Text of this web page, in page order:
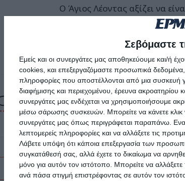
Σεβόμαστε
Εμείς και οι συνεργάτες μας αποθηκεύουμε και/ή
cookies, και επεξεργαζόμαστε προσωπικά
πληροφορίες που αποστέλλονται από μια συσκευή
διαφήμισης και περιεχομένου, έρευνα ακροατηρίου
συνεργάτες μας ενδέχεται να χρησιμοποιήσουμε
μέσω σάρωσης συσκευών. Μπορείτε να κάνετε κλικ
συνεργάτες μας όπως περιγράφεται παραπάνω.
λεπτομερείς πληροφορίες και να αλλάξετε τις
Λάβετε υπόψη ότι κάποια επεξεργασία των
συγκατάθεσή σας, αλλά έχετε το δικαίωμα να
μόνο για αυτόν τον ιστότοπο. Μπορείτε να
ανά πάσα στιγμή επιστρέφοντας σε αυτόν τον
Ο Άγιος Λέοντας αξίζει να
– κατοίκους, επισκέπτες και